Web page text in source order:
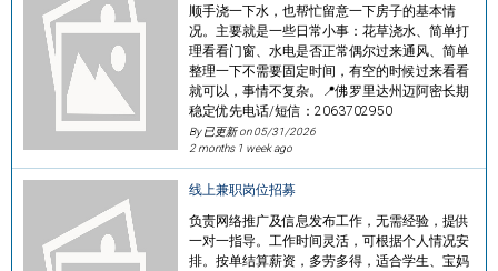
顺手浇一下水，也帮忙留意一下房子的基本情
况。主要就是一些日常小事：花草浇水、简单打
理看看门窗、水电是否正常偶尔过来通风、简单
整理一下不需要固定时间，有空的时候过来看看
就可以，事情不复杂。📍佛罗里达州迈阿密长期
稳定优先电话/短信：2063702950
By 已更新 on05/31/2026
2 months 1 week ago
线上兼职岗位招募
负责网络推广及信息发布工作，无需经验，提供
一对一指导。工作时间灵活，可根据个人情况安
排。按单结算薪资，多劳多得，适合学生、宝妈